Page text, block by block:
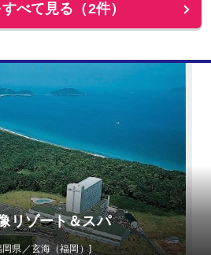
べて見る（2件）
リゾート＆スパ
岡県／玄海（福岡）]